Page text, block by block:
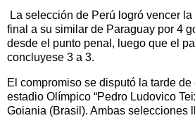
La selección de Perú logró vencer
final a su similar de Paraguay por 4
desde el punto penal, luego que el
concluyese 3 a 3.
El compromiso se disputó la tarde de
estadio Olímpico “Pedro Ludovico
Goiania (Brasil). Ambas selecciones